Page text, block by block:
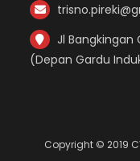
Jl Bangkingan
(Depan Gardu
Copyright © 2019